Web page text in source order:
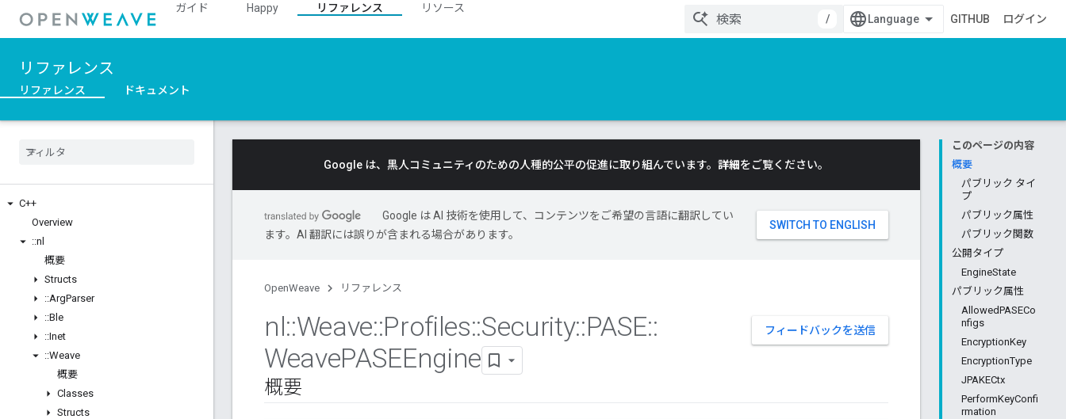
ガイド Happy リファレンス
リソース
/
GITHUB ログイン
リファレンス
リファレンス ドキュメント
C++
Overview
::nl
概要
Structs
::ArgParser
::Ble
::Inet
::Weave
概要
Classes
Structs
このページの内容
概要
パブリック タイ
プ
パブリック属性
パブリック関数
公開タイプ
EngineState
パブリック属性
AllowedPASECo
nfigs
EncryptionKey
EncryptionType
JPAKECtx
PerformKeyConfi
rmation
Google は、黒人コミュニティのための人種的公平の促進に取り組んでいます。 詳細をご覧ください。
Google は AI 技術を使用して、コンテンツをご希望の言語に翻訳してい
ます。AI 翻訳には誤りが含まれる場合があります。
OpenWeave リファレンス
フィードバックを送信
nl::Weave::Profiles::Security::PASE::
WeavePASEEngine
概要